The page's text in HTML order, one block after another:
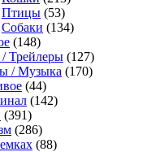
Птицы (53)
Собаки (134)
(148)
Трейлеры (127)
/ Музыка (170)
(44)
(142)
(391)
(286)
(88)